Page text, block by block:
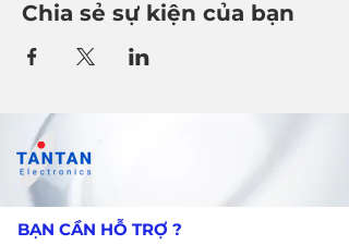
Chia sẻ sự kiện của bạn
​BẠN CẦN HỖ TRỢ ?